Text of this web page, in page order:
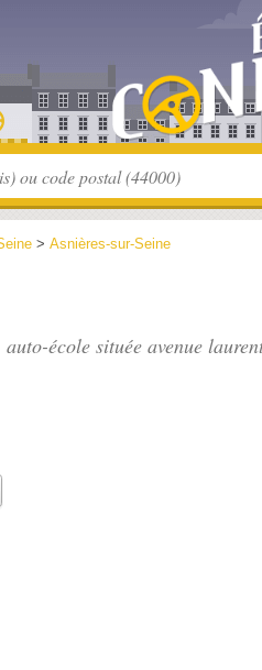
> Asnières-sur-Seine
école située avenue